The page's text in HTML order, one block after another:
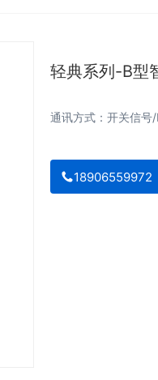
轻典系列-B型
通讯方式：开关信
18906559972